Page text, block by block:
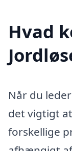
Hvad
Når du
det vigtigt
forskellige